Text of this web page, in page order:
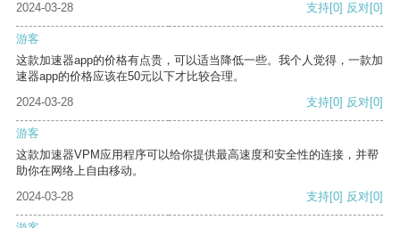
2024-03-28
支持[0] 反对[0]
游客
这款加速器app的价格有点贵，可以适当降低一些。我个人觉得，一款加
速器app的价格应该在50元以下才比较合理。
2024-03-28
支持[0] 反对[0]
游客
这款加速器VPM应用程序可以给你提供最高速度和安全性的连接，并帮
助你在网络上自由移动。
2024-03-28
支持[0] 反对[0]